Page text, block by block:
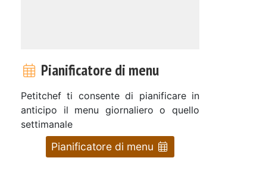
Pianificatore di menu
Petitchef ti consente di pianificare in
anticipo il menu giornaliero o quello
settimanale
Pianificatore di menu